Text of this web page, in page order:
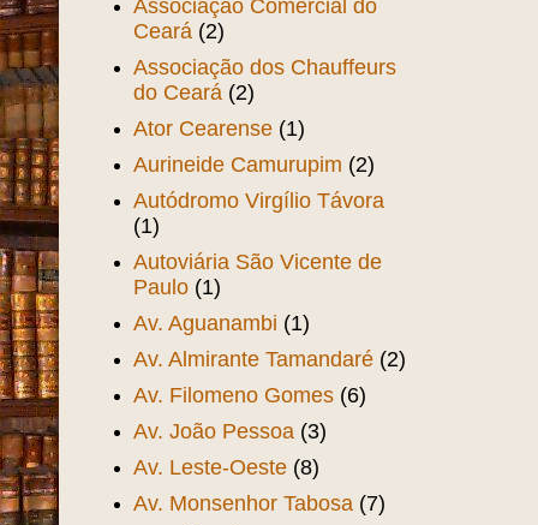
Associação Comercial do
Ceará (2)
Associação dos Chauffeurs
do Ceará (2)
Ator Cearense (1)
Aurineide Camurupim (2)
Autódromo Virgílio Távora
(1)
Autoviária São Vicente de
Paulo (1)
Av. Aguanambi (1)
Av. Almirante Tamandaré (2)
Av. Filomeno Gomes (6)
Av. João Pessoa (3)
Av. Leste-Oeste (8)
Av. Monsenhor Tabosa (7)